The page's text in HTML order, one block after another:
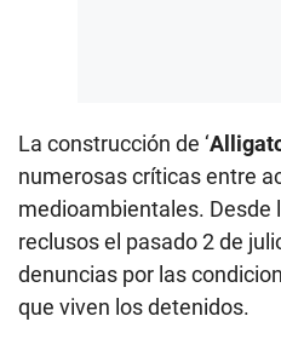
La construcción de ‘
numerosas críticas entre
medioambientales. Desde
reclusos el pasado 2 de
denuncias por las
que viven los detenidos.